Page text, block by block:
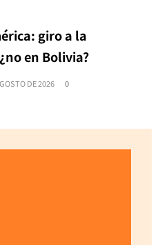
giro a la
en Bolivia?
DE 2026 0